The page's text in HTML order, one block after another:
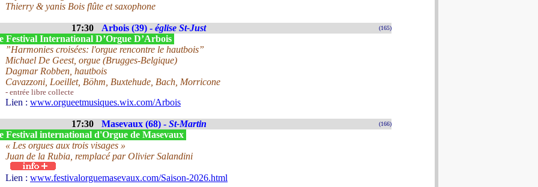
Thierry & yanis Bois flûte et saxophone
17:30 Arbois (39) - église St-Just (165)
Festival International D’Orgue D’Arbois
”Harmonies croisées: l'orgue rencontre le hautbois”
Michael De Geest, orgue (Brugges-Belgique)
Dagmar Robben, hautbois
Cavazzoni, Loeillet, Böhm, Buxtehude, Bach, Morricone
- entrée libre collecte
Lien : www.orgueetmusiques.wix.com/Arbois
17:30 Masevaux (68) - St-Martin (166)
Festival international d'Orgue de Masevaux
« Les orgues aux trois visages »
Juan de la Rubia, remplacé par Olivier Salandini
Lien : www.festivalorguemasevaux.com/Saison-2026.html